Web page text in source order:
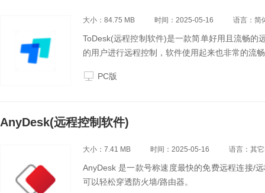
大小：84.75 MB 时间：2025-05-16 语言：简
ToDesk(远程控制软件)是一款简单好用且流畅的
的用户进行远程控制，软件使用起来也非常的流
PC版
AnyDesk(远程控制软件)
大小：7.41 MB 时间：2025-05-16 语言：其
AnyDesk 是一款号称速度最快的免费远程连接/
可以轻松穿透防火墙/路由器。